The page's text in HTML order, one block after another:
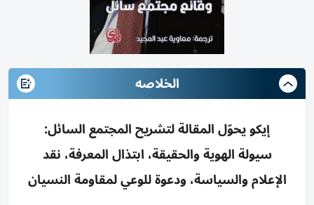
الخلاصه
إيكو يحوّل المقالة لتشريح المجتمع السائل:
سيولة الهوية والحقيقة، ابتذال المعرفة، نقد
الإعلام والسياسة، ودعوة للوعي لمقاومة النسيان